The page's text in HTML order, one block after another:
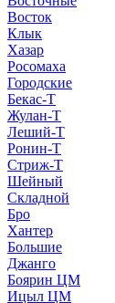
Восток
Клык
Хазар
Росомаха
Городские
Бекас-Т
Жулан-Т
Леший-Т
Ронин-Т
Стриж-Т
Шейный
Складной
Бро
Хантер
Большие
Джанго
Боярин ЦМ
Ицыл ЦМ